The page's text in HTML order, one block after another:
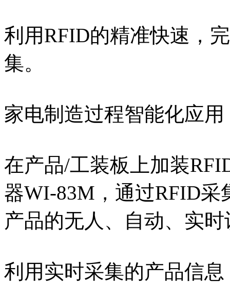
利用RFID的精准快速，
集。
家电制造过程智能化应用
在产品/工装板上加装
器WI-83M，通过RFID
产品的无人、自动、实
利用实时采集的产品信